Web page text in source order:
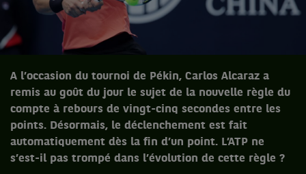
A l’occasion du tournoi de Pékin, Carlos Alcaraz a
remis au goût du jour le sujet de la nouvelle règle du
compte à rebours de vingt-cinq secondes entre les
points. Désormais, le déclenchement est fait
automatiquement dès la fin d’un point. L’ATP ne
s’est-il pas trompé dans l’évolution de cette règle ?